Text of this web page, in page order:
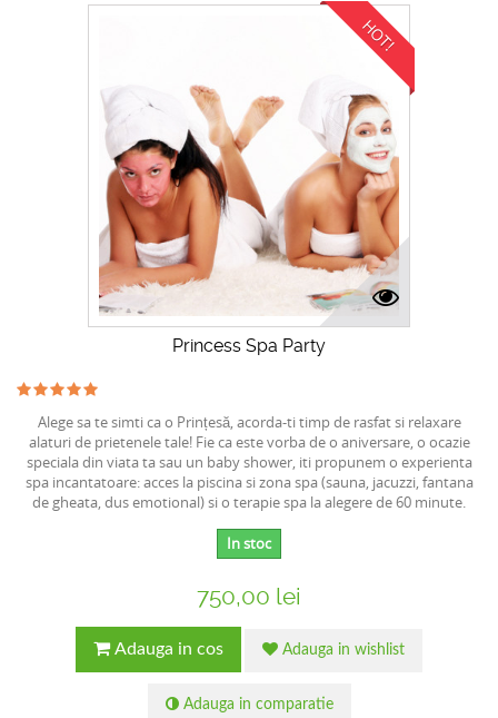
HOT!
Princess Spa Party
Alege sa te simti ca o Prințesă, acorda-ti timp de rasfat si relaxare
alaturi de prietenele tale! Fie ca este vorba de o aniversare, o ocazie
speciala din viata ta sau un baby shower, iti propunem o experienta
spa incantatoare: acces la piscina si zona spa (sauna, jacuzzi, fantana
de gheata, dus emotional) si o terapie spa la alegere de 60 minute.
In stoc
750,00 lei
Adauga in cos Adauga in wishlist
Adauga in comparatie